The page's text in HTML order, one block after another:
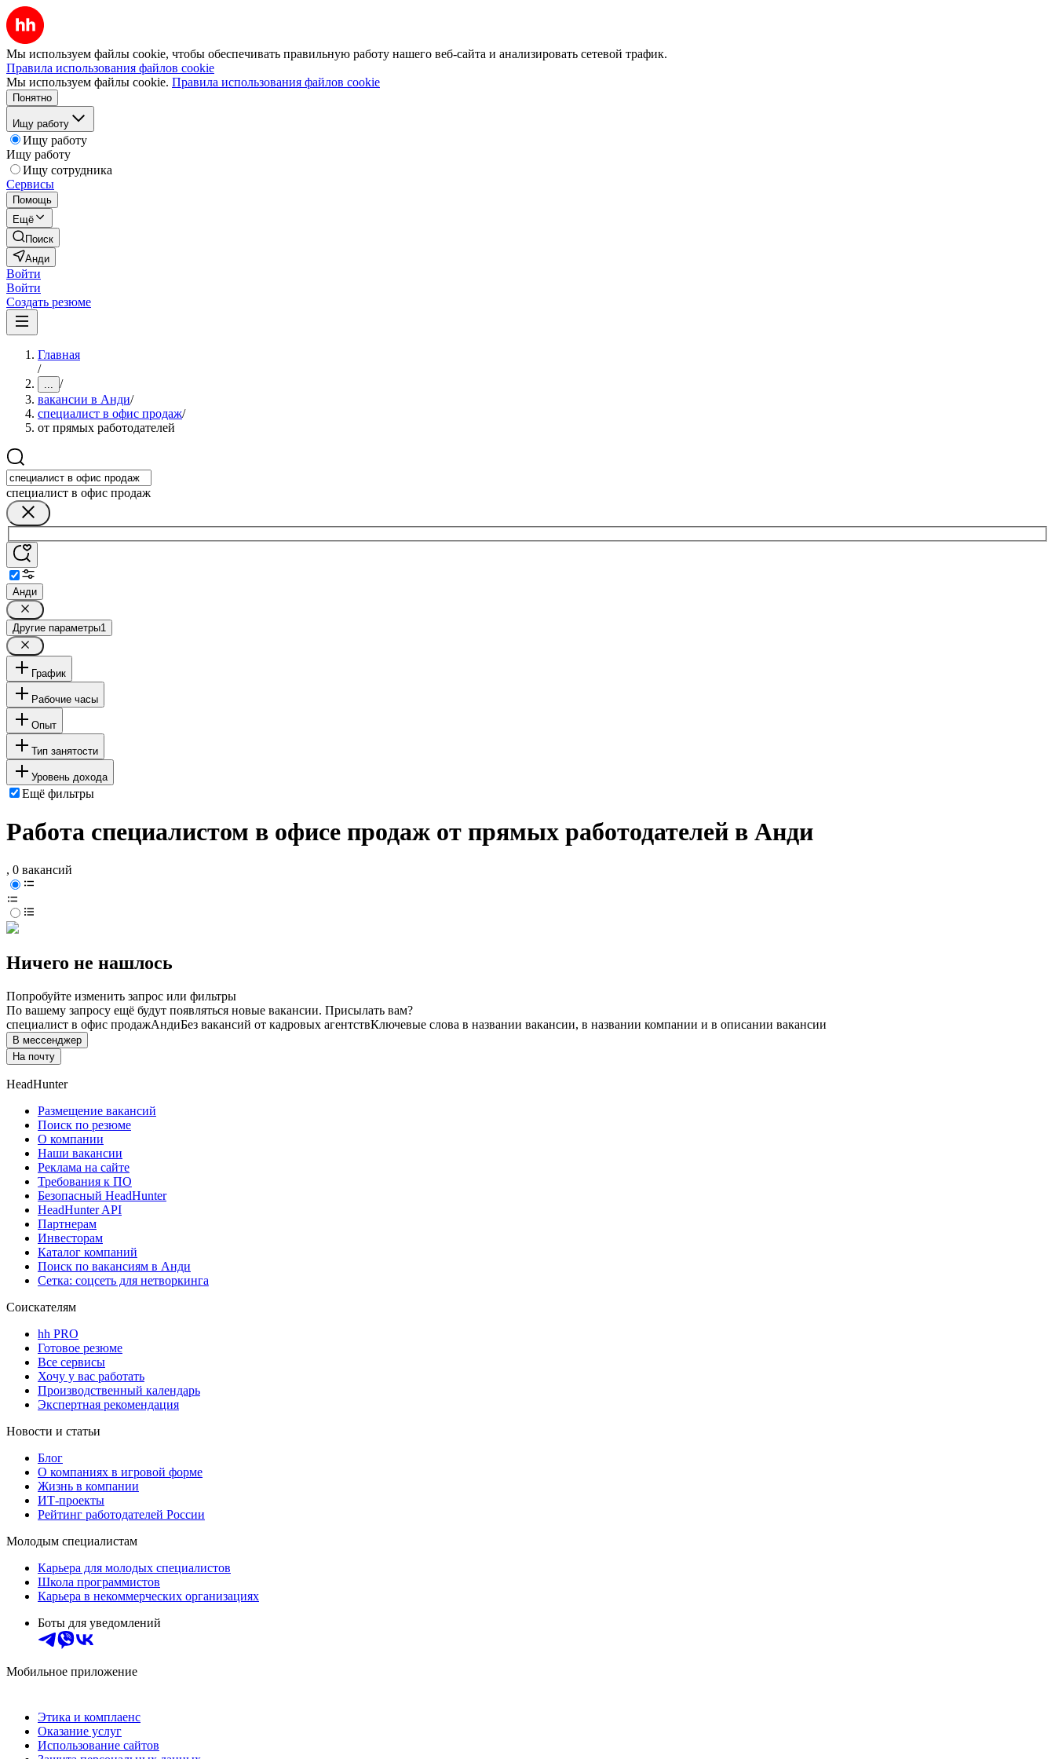
Мы используем файлы cookie, чтобы обеспечивать правильную работу нашего веб-сайта и анализировать сетевой трафик.
Правила использования файлов cookie
Мы используем файлы cookie. Правила использования файлов cookie
Понятно
Ищу работу
Ищу работу
Ищу работу
Ищу сотрудника
Сервисы
Помощь
Ещё
Поиск
Анди
Войти
Войти
Создать резюме
Главная
/
... /
вакансии в Анди/
специалист в офис продаж/
от прямых работодателей
специалист в офис продаж
Анди
Другие параметры1
График
Рабочие часы
Опыт
Тип занятости
Уровень дохода
Ещё фильтры
Работа специалистом в офисе продаж от прямых работодателей в Анди
, 0 вакансий
Ничего не нашлось
Попробуйте изменить запрос или фильтры
По вашему запросу ещё будут появляться новые вакансии. Присылать вам?
специалист в офис продажАндиБез вакансий от кадровых агентствКлючевые слова в названии вакансии, в названии компании и в описании вакансии
В мессенджер
На почту
HeadHunter
Размещение вакансий
Поиск по резюме
О компании
Наши вакансии
Реклама на сайте
Требования к ПО
Безопасный HeadHunter
HeadHunter API
Партнерам
Инвесторам
Каталог компаний
Поиск по вакансиям в Анди
Сетка: соцсеть для нетворкинга
Соискателям
hh PRO
Готовое резюме
Все сервисы
Хочу у вас работать
Производственный календарь
Экспертная рекомендация
Новости и статьи
Блог
О компаниях в игровой форме
Жизнь в компании
ИТ-проекты
Рейтинг работодателей России
Молодым специалистам
Карьера для молодых специалистов
Школа программистов
Карьера в некоммерческих организациях
Боты для уведомлений
Мобильное приложение
Этика и комплаенс
Оказание услуг
Использование сайтов